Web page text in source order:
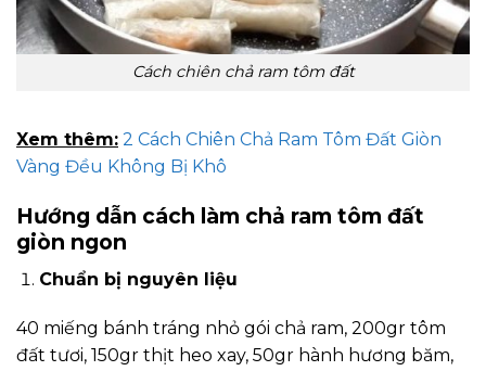
Cách chiên chả ram tôm đất
Xem thêm: 2 Cách Chiên Chả Ram Tôm Đất Giòn
Vàng Đều Không Bị Khô
Hướng dẫn cách làm chả ram tôm đất
giòn ngon
Chuẩn bị nguyên liệu
40 miếng bánh tráng nhỏ gói chả ram, 200gr tôm
đất tươi, 150gr thịt heo xay, 50gr hành hương băm,